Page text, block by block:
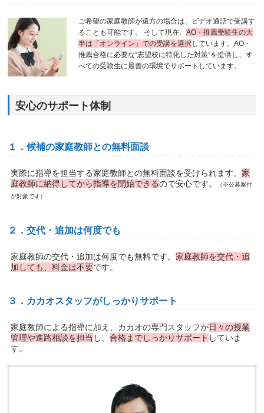
ご希望の家庭教師が遠方の場合は、ビデオ通話で受講す
ることも可能です。 そして現在、AO・推薦受験生の大
半は「オンライン」での受講を選択 しています。AO・
推薦合格に必要な“志望校に特化した対策”を提供し、す
べての受験生に最善の環境でサポートしています。
安心のサポート体制
１．候補の家庭教師との無料面談
実際に指導を担当する家庭教師との無料面談を受けられます。家
庭教師に納得してから指導を開始できるので安心です。
（※公募案件
が対象です）
２．交代・追加は何度でも
家庭教師の交代・追加は何度でも無料です。家庭教師を交代・追
加しても、料金は不要です。
３．カカオスタッフがしっかりサポート
家庭教師による指導に加え、カカオの専門スタッフが日々の授業
管理や進路相談を担当 し、合格までしっかりサポート していま
す。